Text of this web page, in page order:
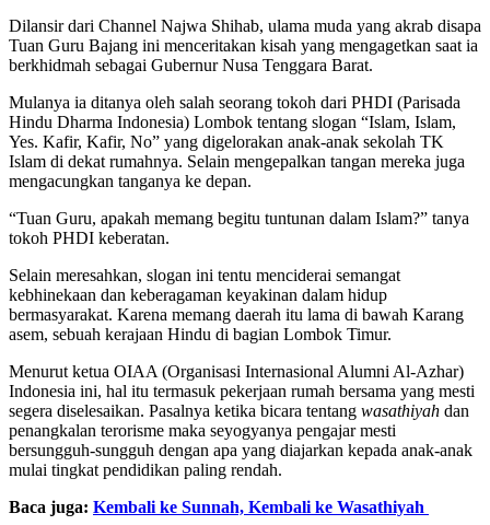
Dilansir dari Channel Najwa Shihab, ulama muda yang akrab disapa
Tuan Guru Bajang ini menceritakan kisah yang mengagetkan saat ia
berkhidmah sebagai Gubernur Nusa Tenggara Barat.
Mulanya ia ditanya oleh salah seorang tokoh dari PHDI (Parisada
Hindu Dharma Indonesia) Lombok tentang slogan “Islam, Islam,
Yes. Kafir, Kafir, No” yang digelorakan anak-anak sekolah TK
Islam di dekat rumahnya. Selain mengepalkan tangan mereka juga
mengacungkan tanganya ke depan.
“Tuan Guru, apakah memang begitu tuntunan dalam Islam?” tanya
tokoh PHDI keberatan.
Selain meresahkan, slogan ini tentu menciderai semangat
kebhinekaan dan keberagaman keyakinan dalam hidup
bermasyarakat. Karena memang daerah itu lama di bawah Karang
asem, sebuah kerajaan Hindu di bagian Lombok Timur.
Menurut ketua OIAA (Organisasi Internasional Alumni Al-Azhar)
Indonesia ini, hal itu termasuk pekerjaan rumah bersama yang mesti
segera diselesaikan. Pasalnya ketika bicara tentang wasathiyah dan
penangkalan terorisme maka seyogyanya pengajar mesti
bersungguh-sungguh dengan apa yang diajarkan kepada anak-anak
mulai tingkat pendidikan paling rendah.
Baca juga: Kembali ke Sunnah, Kembali ke Wasathiyah